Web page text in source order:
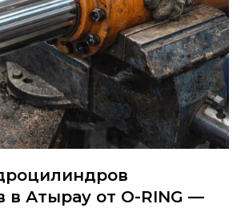
в Атырау от O-RING —